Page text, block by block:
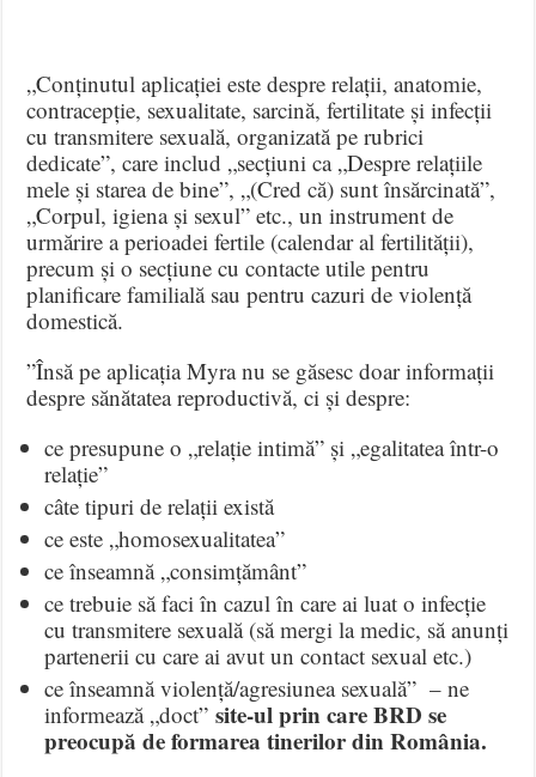
„Conținutul aplicației este despre relații, anatomie,
contracepție, sexualitate, sarcină, fertilitate și infecții
cu transmitere sexuală, organizată pe rubrici
dedicate”, care includ „secțiuni ca „Despre relațiile
mele și starea de bine”, „(Cred că) sunt însărcinată”,
„Corpul, igiena și sexul” etc., un instrument de
urmărire a perioadei fertile (calendar al fertilității),
precum și o secțiune cu contacte utile pentru
planificare familială sau pentru cazuri de violență
domestică.
”Însă pe aplicația Myra nu se găsesc doar informații
despre sănătatea reproductivă, ci și despre:
ce presupune o „relație intimă” și „egalitatea într-o
relație”
câte tipuri de relații există
ce este „homosexualitatea”
ce înseamnă „consimțământ”
ce trebuie să faci în cazul în care ai luat o infecție
cu transmitere sexuală (să mergi la medic, să anunți
partenerii cu care ai avut un contact sexual etc.)
ce înseamnă violență/agresiunea sexuală” – ne
informează „doct”site-ul prin care BRD se
preocupă de formarea tinerilor din România.